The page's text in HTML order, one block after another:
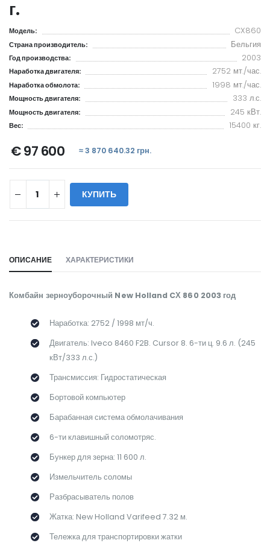
г.
Модель: CX860
Страна производитель: Бельгия
Год производства: 2003
Наработка двигателя: 2752 мт./час.
Наработка обмолота: 1998 мт./час.
Мощность двигателя: 333 л.с.
Мощность двигателя: 245 кВт.
Вес: 15400 кг.
€ 97 600 ≈ 3 870 640.32 грн.
КУПИТЬ
ОПИСАНИЕ ХАРАКТЕРИСТИКИ
Комбайн зерноуборочный New Holland CХ 860 2003 год
Наработка: 2752 / 1998 мт/ч.
Двигатель: Iveco 8460 F2B. Cursor 8. 6-ти ц. 9.6 л. (245
кВт/333 л.с.)
Трансмиссия: Гидростатическая
Бортовой компьютер
Барабанная система обмолачивания
6-ти клавишный соломотряс.
Бункер для зерна: 11 600 л.
Измельчитель соломы
Разбрасыватель полов
Жатка: New Holland Varifeed 7.32 м.
Тележка для транспортировки жатки